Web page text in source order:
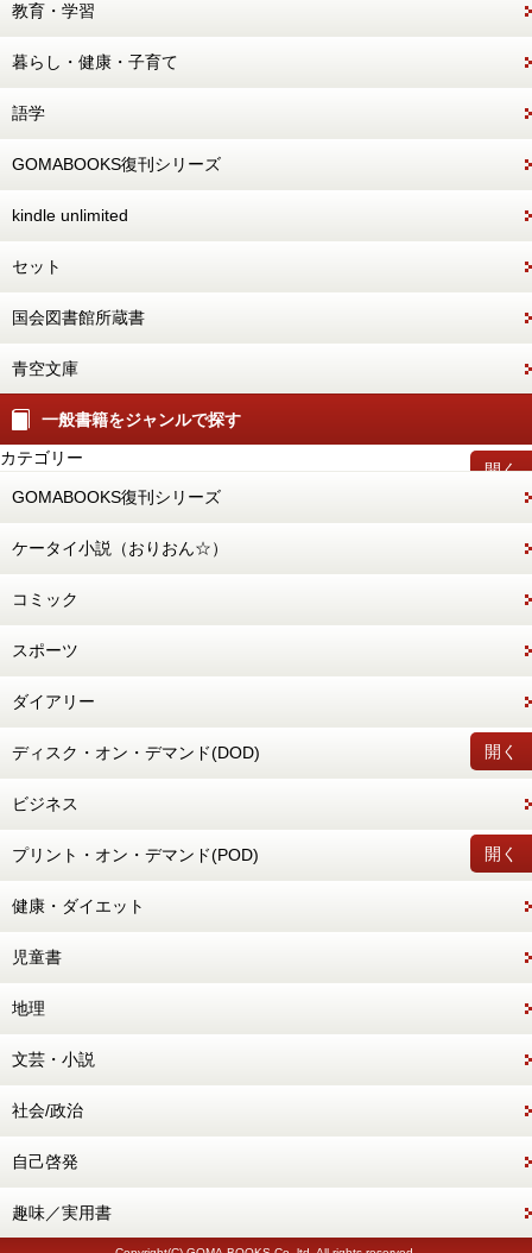
教育・学習
暮らし・健康・子育て
語学
GOMABOOKS復刊シリーズ
kindle unlimited
セット
国会図書館所蔵書
青空文庫
一般書籍をジャンルで探す
開く
カテゴリー
GOMABOOKS復刊シリーズ
ケータイ小説（おりおん☆）
コミック
スポーツ
ダイアリー
開く
ディスク・オン・デマンド(DOD)
ビジネス
開く
プリント・オン・デマンド(POD)
健康・ダイエット
児童書
地理
文芸・小説
社会/政治
自己啓発
趣味／実用書